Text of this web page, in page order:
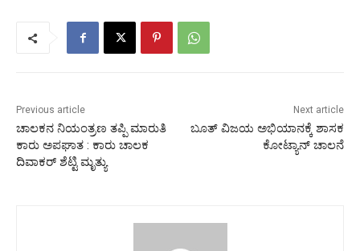
Previous article
ಚಾಲಕನ ನಿಯಂತ್ರಣ ತಪ್ಪಿ ಮಾರುತಿ
ಕಾರು ಅಪಘಾತ : ಕಾರು ಚಾಲಕ
ದಿವಾಕರ್ ಶೆಟ್ಟಿ ಮೃತ್ಯು
Next article
ಬೂತ್ ವಿಜಯ ಅಭಿಯಾನಕ್ಕೆ ಶಾಸಕ
ಕೋಟ್ಯಾನ್ ಚಾಲನೆ